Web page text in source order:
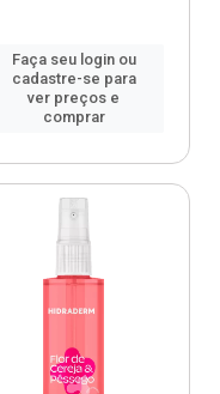
Faça seu login ou
cadastre-se para
ver preços e
comprar